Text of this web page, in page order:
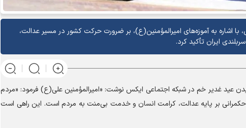
اشاره به آموزه‌های امیرالمؤمنین(ع)، بر ضرورت حرکت کشور در مسیر عدالت،
ایران تأکید کرد.
عید غدیر خم در شبکه اجتماعی ایکس نوشت: «امیرالمؤمنین علی(ع) فرمود: «مردم
حکمرانی بر پایه عدالت، کرامت انسان و خدمت بی‌منت به مردم است. این راهی است